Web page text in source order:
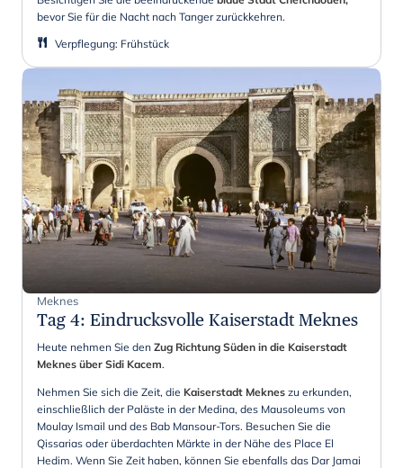
bevor Sie für die Nacht nach Tanger zurückkehren.
Verpflegung: Frühstück
Meknes
Tag 4: Eindrucksvolle Kaiserstadt Meknes
Heute nehmen Sie den Zug Richtung Süden in die Kaiserstadt
Meknes über Sidi Kacem.
Nehmen Sie sich die Zeit, die Kaiserstadt Meknes zu erkunden,
einschließlich der Paläste in der Medina, des Mausoleums von
Moulay Ismail und des Bab Mansour-Tors. Besuchen Sie die
Qissarias oder überdachten Märkte in der Nähe des Place El
Hedim. Wenn Sie Zeit haben, können Sie ebenfalls das Dar Jamai